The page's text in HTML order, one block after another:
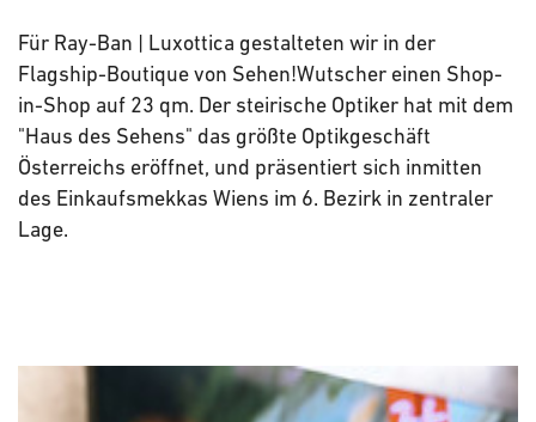
Für Ray-Ban | Luxottica gestalteten wir in der
Flagship-Boutique von Sehen!Wutscher einen Shop-
in-Shop auf 23 qm. Der steirische Optiker hat mit dem
"Haus des Sehens" das größte Optikgeschäft
Österreichs eröffnet, und präsentiert sich inmitten
des Einkaufsmekkas Wiens im 6. Bezirk in zentraler
Lage.